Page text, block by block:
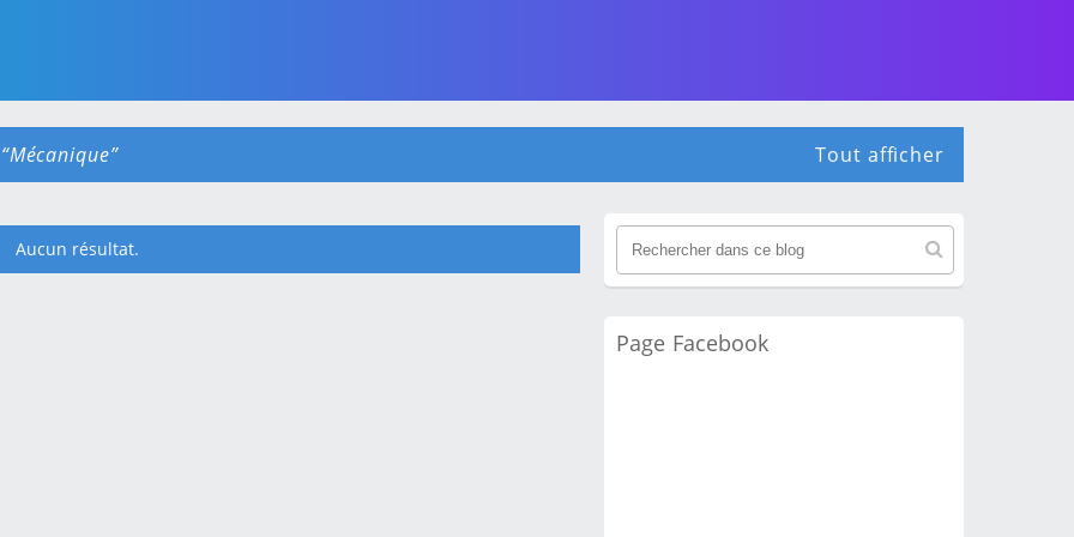
Mécanique Tout afficher
Aucun résultat.
Page Facebook